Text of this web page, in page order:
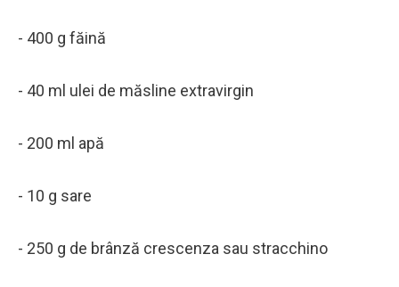
- 400 g făină
- 40 ml ulei de măsline extravirgin
- 200 ml apă
- 10 g sare
- 250 g de brânză crescenza sau stracchino